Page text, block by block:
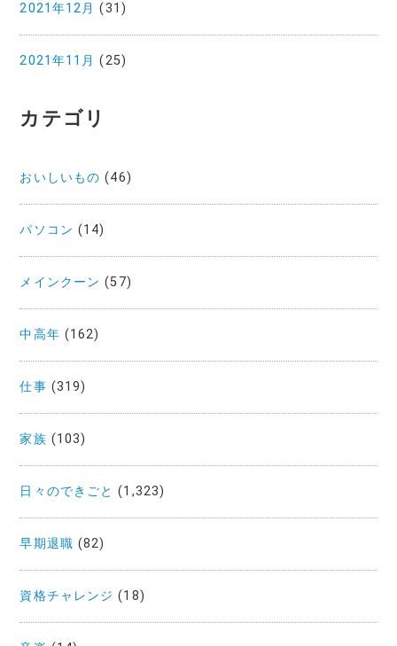
2021年12月 (31)
2021年11月 (25)
カテゴリ
おいしいもの (46)
パソコン (14)
メインクーン (57)
中高年 (162)
仕事 (319)
家族 (103)
日々のできごと (1,323)
早期退職 (82)
資格チャレンジ (18)